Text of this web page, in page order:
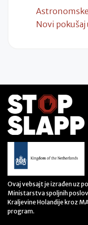
Novi
Ovaj vebsajt je izrađen uz
Ministarstva spoljnih
Kraljevine Holandije kroz
program.